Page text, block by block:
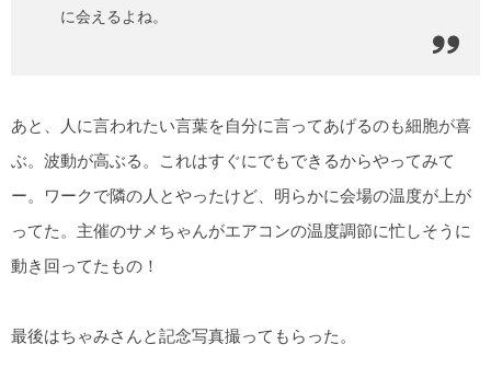
に会えるよね。
あと、人に言われたい言葉を自分に言ってあげるのも細胞が喜
ぶ。波動が高ぶる。これはすぐにでもできるからやってみて
ー。ワークで隣の人とやったけど、明らかに会場の温度が上が
ってた。主催のサメちゃんがエアコンの温度調節に忙しそうに
動き回ってたもの！
最後はちゃみさんと記念写真撮ってもらった。